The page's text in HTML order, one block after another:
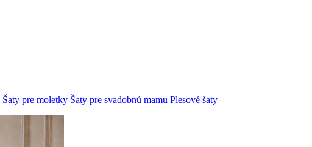
Šaty pre moletky Šaty pre svadobnú mamu Plesové šaty